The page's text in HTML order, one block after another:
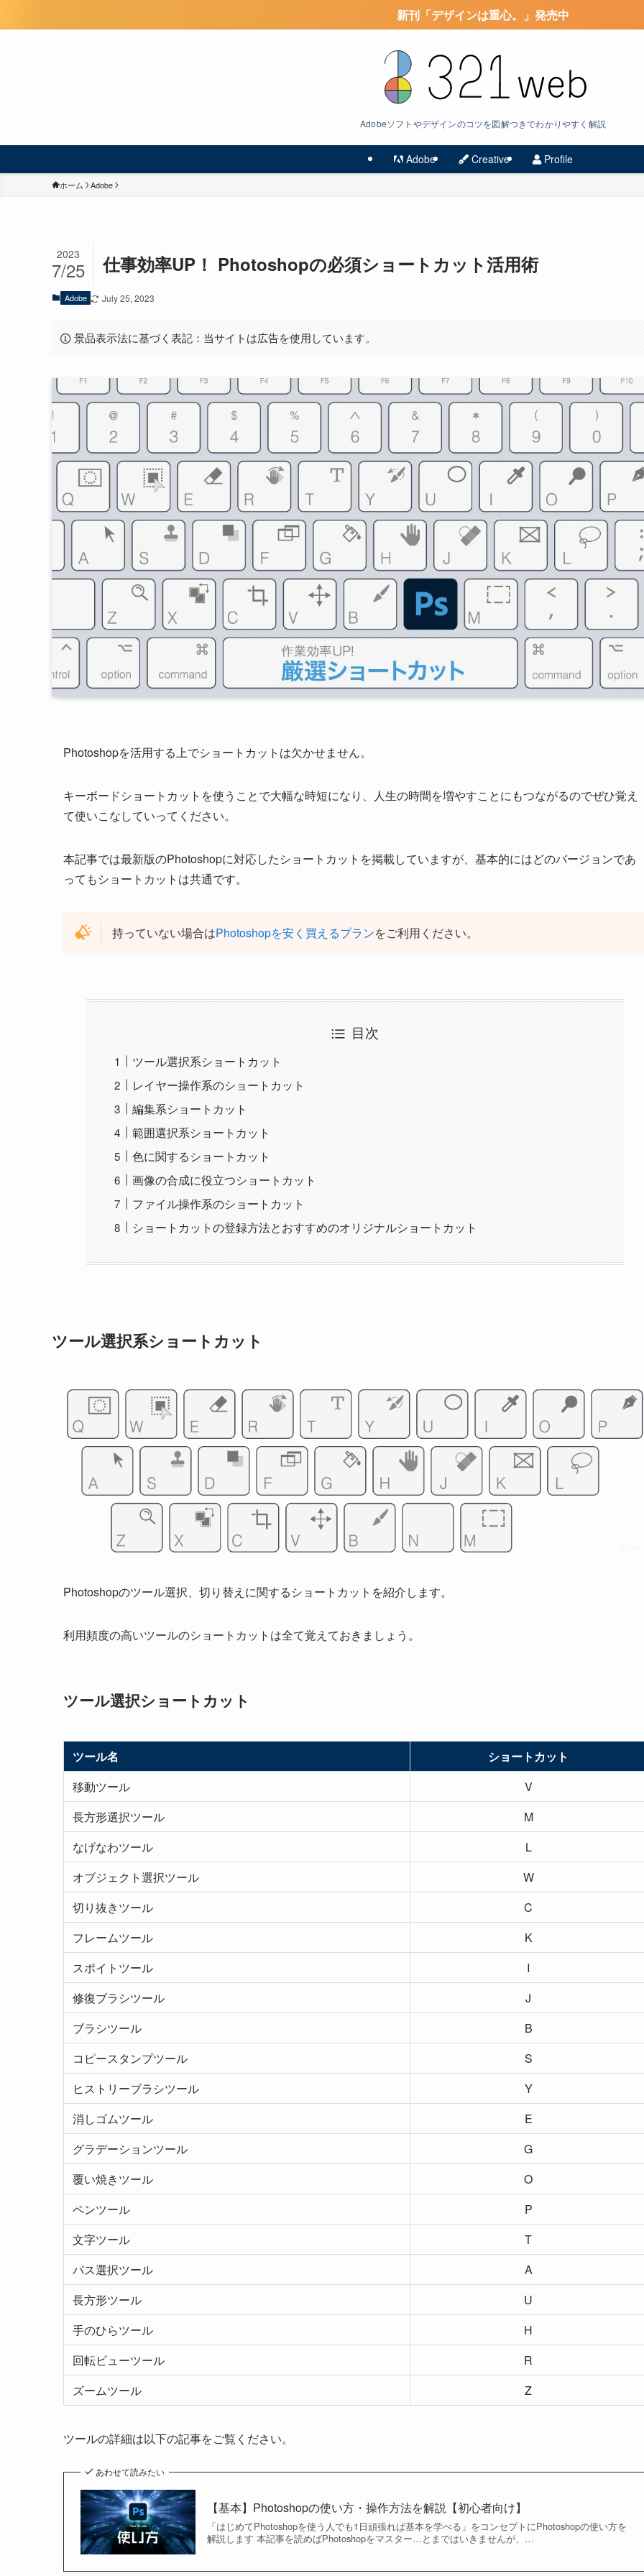
新刊「デザインは重心。」発売中
Adobeソフトやデザインのコツを図解つきでわかりやすく解説
Adobe Creative Profile
ホーム Adobe
仕事効率UP！ Photoshopの必須ショートカット活用術
2023
7/25
Adobe July 25, 2023
景品表示法に基づく表記：当サイトは広告を使用しています。
Photoshopを活用する上でショートカットは欠かせません。
キーボードショートカットを使うことで大幅な時短になり、人生の時間を増やすことにもつながるのでぜひ覚え
て使いこなしていってください。
本記事では最新版のPhotoshopに対応したショートカットを掲載していますが、基本的にはどのバージョンであ
ってもショートカットは共通です。
持っていない場合はPhotoshopを安く買えるプランをご利用ください。
目次
ツール選択系ショートカット
レイヤー操作系のショートカット
編集系ショートカット
範囲選択系ショートカット
色に関するショートカット
画像の合成に役立つショートカット
ファイル操作系のショートカット
ショートカットの登録方法とおすすめのオリジナルショートカット
ツール選択系ショートカット
Photoshopのツール選択、切り替えに関するショートカットを紹介します。
利用頻度の高いツールのショートカットは全て覚えておきましょう。
ツール選択ショートカット
ツール名
ショートカット
移動ツール
V
長方形選択ツール
M
なげなわツール
L
オブジェクト選択ツール
W
切り抜きツール
C
フレームツール
K
スポイトツール
I
修復ブラシツール
J
ブラシツール
B
コピースタンプツール
S
ヒストリーブラシツール
Y
消しゴムツール
E
グラデーションツール
G
覆い焼きツール
O
ペンツール
P
文字ツール
T
パス選択ツール
A
長方形ツール
U
手のひらツール
H
回転ビューツール
R
ズームツール
Z
ツールの詳細は以下の記事をご覧ください。
あわせて読みたい
【基本】Photoshopの使い方・操作方法を解説【初心者向け】
「はじめてPhotoshopを使う人でも1日頑張れば基本を学べる」をコンセプトにPhotoshopの使い方を
解説します 本記事を読めばPhotoshopをマスター…とまではいきませんが、…